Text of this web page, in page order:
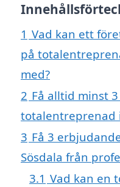
1 Vad kan ett
på
med?
2 Få alltid minst
totalentreprenad
3 Få 3
Sösdala från
3.1 Vad kan en